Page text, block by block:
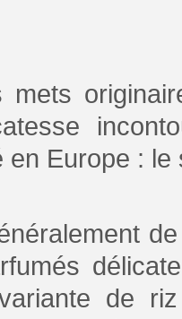
mets
en Europe : le
de